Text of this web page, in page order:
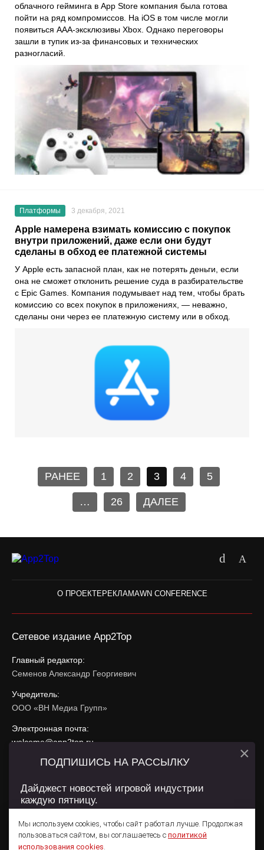
облачного гейминга в App Store компания была готова
пойти на ряд компромиссов. На iOS в том числе могли
появиться AAA-эксклюзивы Xbox . Однако переговоры
зашли в тупик из-за финансовых и технических
разногласий.
Платформы 3 декабря, 2021
Apple намерена взимать комиссию с покупок
внутри приложений, даже если они будут
сделаны в обход ее платежной системы
У Apple есть запасной план, как не потерять деньги, если
она не сможет отклонить решение суда в разбирательстве
с Epic Games . Компания подумывает над тем, чтобы брать
комиссию со всех покупок в приложениях, — неважно,
сделаны они через ее платежную систему или в обход.
РАНЕЕ 1 2 3 4 5
… 26 ДАЛЕЕ
О ПРОЕКТЕРЕКЛАМАWN CONFERENCE
Сетевое издание App2Top
Главный редактор:
Семенов Александр Георгиевич
Учредитель:
ООО «ВН Медиа Групп»
Электронная почта:
welcome@app2top.ru
При использовании материалов активная ссылка на
Сайт использует IP адреса, cookie, данные геолокации
использования содержатся вПолитике конфиденциальностии
Пользовательском соглашении .
Мы используем cookies, чтобы сайт работал лучше. Продолжая
пользоваться сайтом, вы соглашаетесь с политикой
использования cookies.
ПОДПИШИСЬ НА РАССЫЛКУ
Дайджест новостей игровой индустрии
каждую пятницу.
×